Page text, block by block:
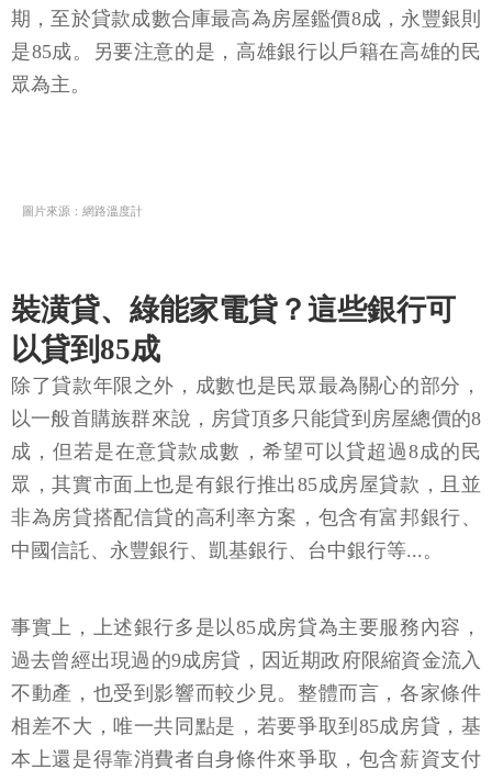
期，至於貸款成數合庫最高為房屋鑑價8成，永豐銀則
是85成。另要注意的是，高雄銀行以戶籍在高雄的民
眾為主。
圖片來源：網路溫度計
裝潢貸、綠能家電貸？這些銀行可
以貸到85成
除了貸款年限之外，成數也是民眾最為關心的部分，
以一般首購族群來說，房貸頂多只能貸到房屋總價的8
成，但若是在意貸款成數，希望可以貸超過8成的民
眾，其實市面上也是有銀行推出85成房屋貸款，且並
非為房貸搭配信貸的高利率方案，包含有富邦銀行、
中國信託、永豐銀行、凱基銀行、台中銀行等...。
事實上，上述銀行多是以85成房貸為主要服務內容，
過去曾經出現過的9成房貸，因近期政府限縮資金流入
不動產，也受到影響而較少見。整體而言，各家條件
相差不大，唯一共同點是，若要爭取到85成房貸，基
本上還是得靠消費者自身條件來爭取，包含薪資支付